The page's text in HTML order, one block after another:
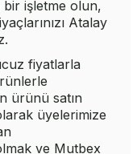
işletme olun,
Atalay
fiyatlarla
ürünü satın
üyelerimize
ve Mutbex